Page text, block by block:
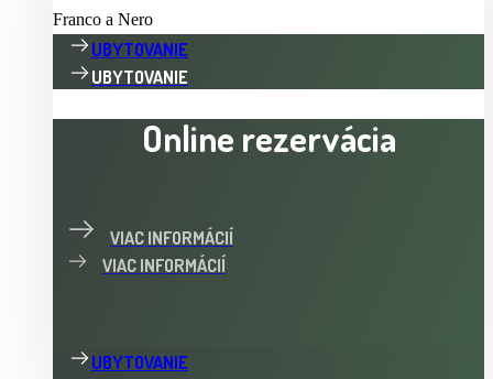
Franco a Nero
UBYTOVANIE
UBYTOVANIE
Online rezervácia
VIAC INFORMÁCIÍ
VIAC INFORMÁCIÍ
UBYTOVANIE